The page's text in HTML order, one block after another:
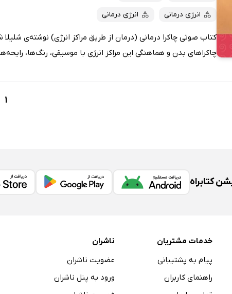
ارزان ترین‌ها
انرژی درمانی انرژی درمانی
کتاب صوتی چاکرا درمانی (درمان از طریق مراکز انرژی) نوشته‌ی
چاکراهای بدن و هماهنگی این مراکز انرژی با موسیقی، رنگ‌ها،
1
کتابراه
خدمات مشتریان
پیام به پشتیبانی
راهنمای کاربران
ناشران
عضویت ناشران
ورود به پنل ناشران